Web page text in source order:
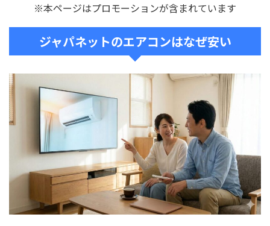
※本ページはプロモーションが含まれています
ジャパネットのエアコンはなぜ安い